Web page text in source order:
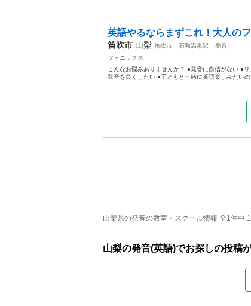
英語やるならまずこれ！大人の
笛吹市 山梨 笛吹市 石和温泉駅
発音
フォニックス
こんなお悩みありませんか？ ●発音に自信がない ●
発音を良くしたい ●子どもと一緒に英語楽しみたい
山梨県の発音の教室・スクール情報 全1件中
山梨の発音(英語)でお探しの投稿